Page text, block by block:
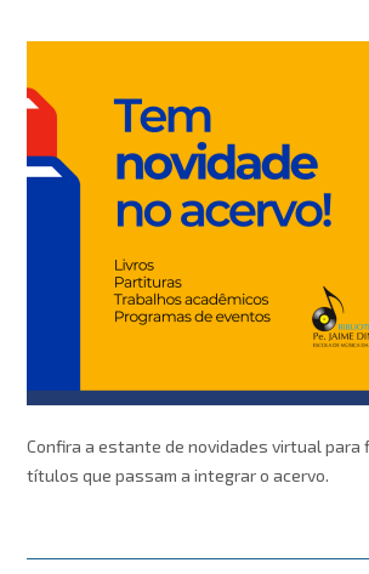
Confira a estante de novidades virtual para
títulos que passam a integrar o acervo.